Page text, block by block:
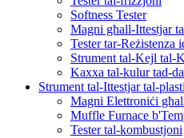
Softness Tester
Magni għall-Ittestjar
Tester tar-Reżistenza
Strument tal-Kejl tal-
Kaxxa tal-kulur tad-
Strument tal-Ittestjar tal-
Magni Elettroniċi
Muffle Furnace
Tester tal-kombustjoni